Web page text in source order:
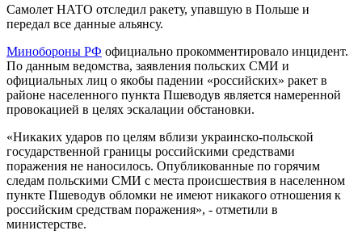
Самолет НАТО отследил ракету, упавшую в Польше и
передал все данные альянсу.
Минобороны РФ официально прокомментировало инцидент.
По данным ведомства, заявления польских СМИ и
официальных лиц о якобы падении «российских» ракет в
районе населенного пункта Пшеводув является намеренной
провокацией в целях эскалации обстановки.
«Никаких ударов по целям вблизи украинско-польской
государственной границы российскими средствами
поражения не наносилось. Опубликованные по горячим
следам польскими СМИ с места происшествия в населенном
пункте Пшеводув обломки не имеют никакого отношения к
российским средствам поражения», - отметили в
министерстве.